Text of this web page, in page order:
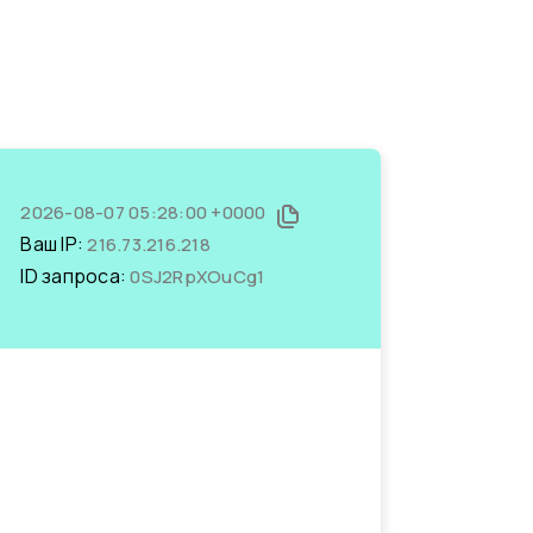
2026-08-07 05:28:00 +0000
Ваш IP:216.73.216.218
ID запроса:0SJ2RpXOuCg1